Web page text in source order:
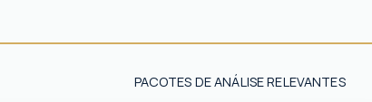
PACOTES DE ANÁLISE RELEVANTES